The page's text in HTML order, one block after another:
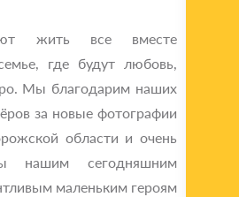
жить все вместе
где будут любовь,
Мы благодарим наших
за новые фотографии
области и очень
нашим сегодняшним
маленьким героям